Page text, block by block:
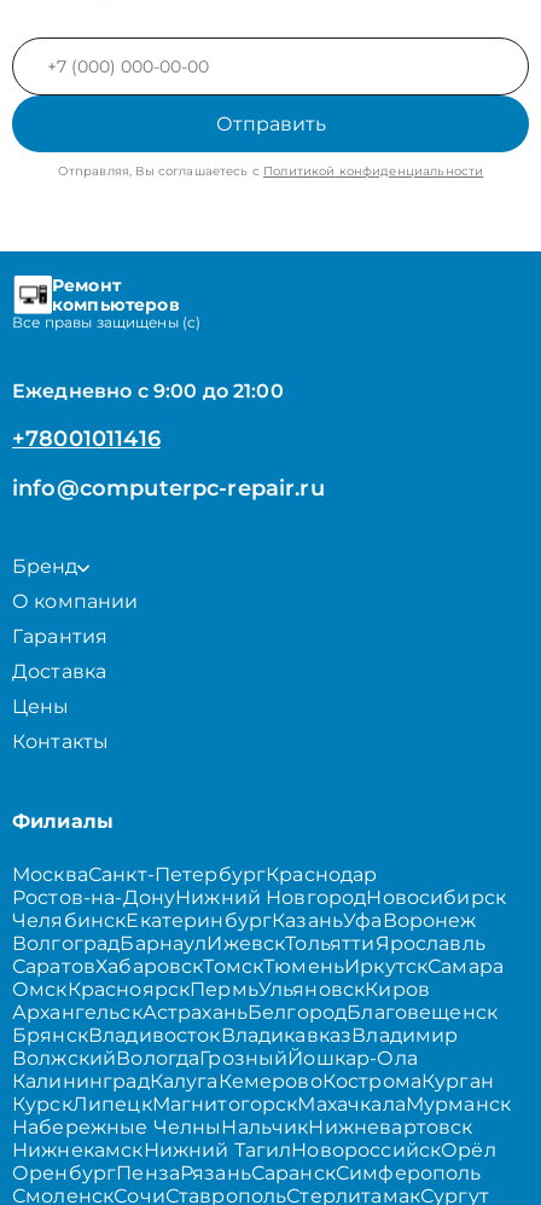
Отправить
Отправляя, Вы соглашаетесь с Политикой конфиденциальности
Ремонт
компьютеров
Все правы защищены (с)
Ежедневно с 9:00 до 21:00
+78001011416
info@computerpc-repair.ru
Бренд
О компании
Гарантия
Доставка
Цены
Контакты
Филиалы
МоскваСанкт-ПетербургКраснодар
Ростов-на-ДонуНижний НовгородНовосибирск
ЧелябинскЕкатеринбургКазаньУфаВоронеж
ВолгоградБарнаулИжевскТольяттиЯрославль
СаратовХабаровскТомскТюменьИркутскСамара
ОмскКрасноярскПермьУльяновскКиров
АрхангельскАстраханьБелгородБлаговещенск
БрянскВладивостокВладикавказВладимир
ВолжскийВологдаГрозныйЙошкар-Ола
КалининградКалугаКемеровоКостромаКурган
КурскЛипецкМагнитогорскМахачкалаМурманск
Набережные ЧелныНальчикНижневартовск
НижнекамскНижний ТагилНовороссийскОрёл
ОренбургПензаРязаньСаранскСимферополь
СмоленскСочиСтавропольСтерлитамакСургут